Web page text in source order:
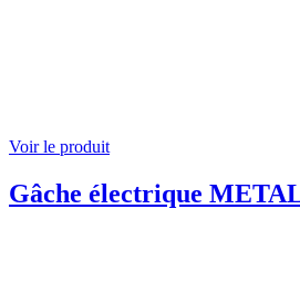
Voir le produit
Gâche électrique